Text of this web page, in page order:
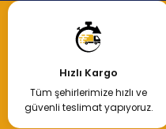
Hızlı Kargo
Tüm şehirlerimize hızlı ve
güvenli teslimat yapıyoruz.